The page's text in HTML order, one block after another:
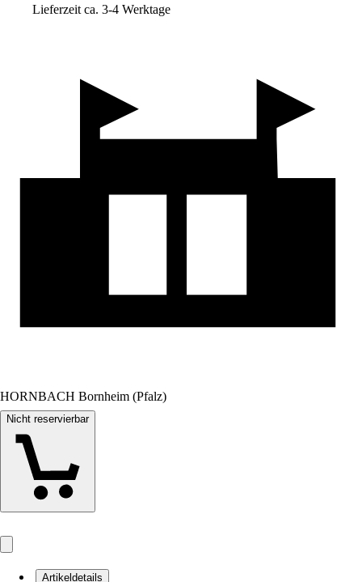
Lieferzeit ca. 3-4 Werktage
HORNBACH Bornheim (Pfalz)
Nicht reservierbar
Artikeldetails